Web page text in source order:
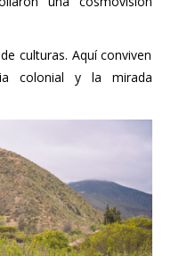
culturas. Aquí conviven